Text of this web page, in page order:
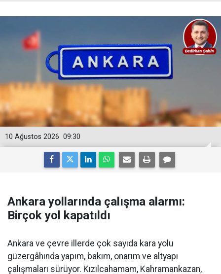
09:30
10 Ağustos 2026
Ankara yollarında çalışma alarmı:
Birçok yol kapatıldı
Ankara ve çevre illerde çok sayıda kara yolu
güzergâhında yapım, bakım, onarım ve altyapı
çalışmaları sürüyor. Kızılcahamam, Kahramankazan,